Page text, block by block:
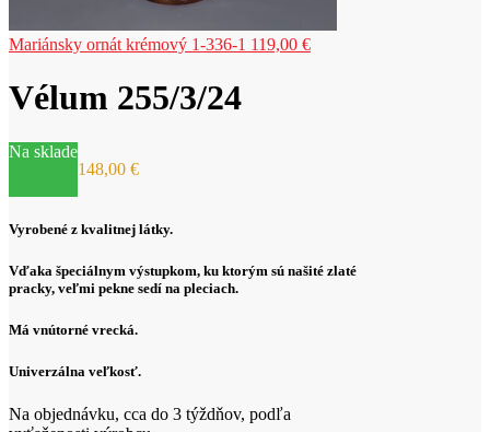
Mariánsky ornát krémový 1-336-1 119,00 €
Vélum 255/3/24
Na sklade
148,00 €
Vyrobené z kvalitnej látky.
Vďaka špeciálnym výstupkom, ku ktorým sú našité zlaté
pracky, veľmi pekne sedí na pleciach.
Má vnútorné vrecká.
Univerzálna veľkosť.
Na objednávku, cca do 3 týždňov, podľa